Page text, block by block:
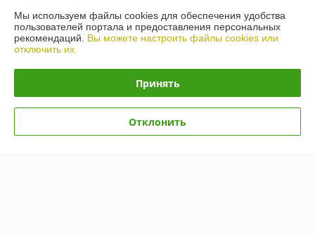
Контакты
Показать весь график работы
Отзывы о магазине
У компании пока нет отзывов, добавьте первый
Мы используем файлы cookies для обеспечения удобства
пользователей портала и предоставления персональных
рекомендаций. Вы можете настроить файлы cookies или
отключить их.
Принять
Отклонить